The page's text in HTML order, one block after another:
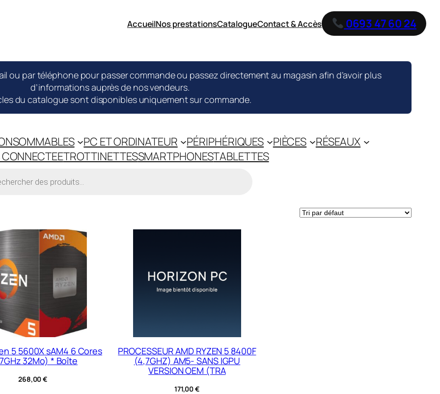
AccueilNos prestationsCatalogueContact & Accès 0693 47 60 24
ou par téléphone pour passer commande ou passez directement au magasin afin d’avoir plus
d’informations auprès de nos vendeurs.
du catalogue sont disponibles uniquement sur commande.
PC ET ORDINATEUR PÉRIPHÉRIQUES PIÈCES
RÉSEAUX
TROTTINETTESSMARTPHONESTABLETTES
5 5600X sAM4 6 Cores
32Mo) * Boîte
268,00€
PROCESSEUR AMD RYZEN 5 8400F
(4,7GHZ) AM5- SANS IGPU
VERSION OEM (TRA
171,00€